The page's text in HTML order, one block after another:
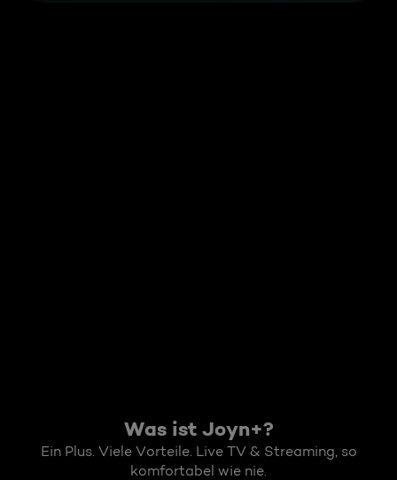
Was ist Joyn+?
Ein Plus. Viele Vorteile. Live TV & Streaming, so
komfortabel wie nie.